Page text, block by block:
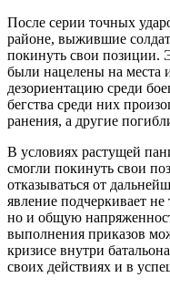
После серии точных
районе, выжившие
покинуть свои позиции.
были нацелены на места
дезориентацию среди
бегства среди них
ранения, а другие
В условиях растущей
смогли покинуть свои
отказываться от
явление подчеркивает
но и общую
выполнения приказов
кризисе внутри
своих действиях и в